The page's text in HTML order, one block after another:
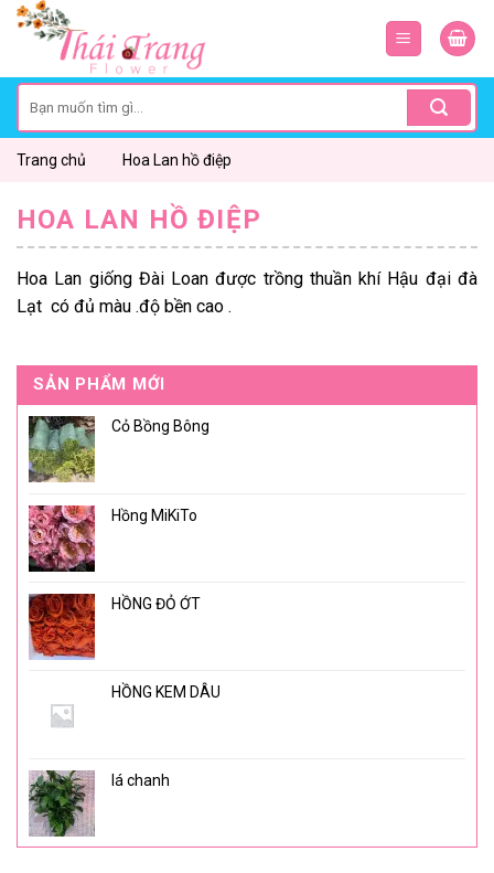
Skip
for:
Trang chủ Hoa Lan hồ điệp
HOA LAN HỒ ĐIỆP
Hoa Lan giống Đài Loan được trồng thuần khí Hậu đại đà
Lạt có đủ màu .độ bền cao .
SẢN PHẨM MỚI
Cỏ Bồng Bông
Hồng MiKiTo
HỒNG ĐỎ ỚT
HỒNG KEM DÂU
lá chanh